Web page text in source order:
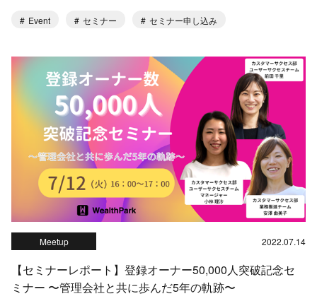
Event セミナー セミナー申し込み
Meetup 2022.07.14
【セミナーレポート】登録オーナー50,000人突破記念セ
ミナー 〜管理会社と共に歩んだ5年の軌跡〜